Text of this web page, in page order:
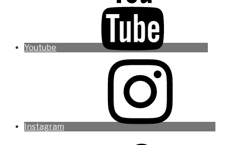
Youtube
Instagram